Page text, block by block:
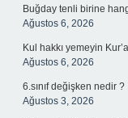
Buğday tenli birine
Ağustos 6, 2026
Kul hakkı yemeyin
Ağustos 6, 2026
6.sınıf değişken nedir ?
Ağustos 3, 2026